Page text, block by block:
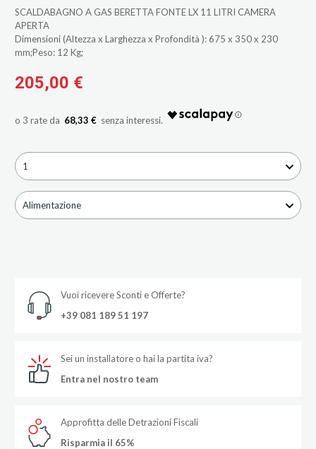
SCALDABAGNO A GAS BERETTA FONTE LX 11 LITRI CAMERA
APERTA
Dimensioni (Altezza x Larghezza x Profondità ): 675 x 350 x 230
mm;Peso: 12 Kg;
205,00 €
68,33 €
1
Alimentazione
Vuoi ricevere Sconti e Offerte?
+39 081 189 51 197
Sei un installatore o hai la partita iva?
Entra nel nostro team
Approfitta delle Detrazioni Fiscali
Risparmia il 65%